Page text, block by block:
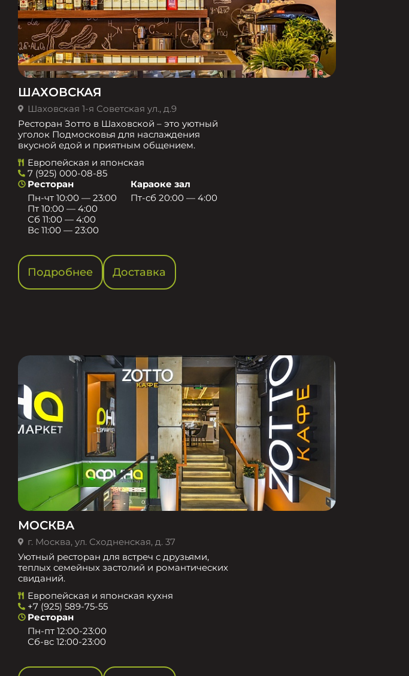
ШАХОВСКАЯ
Шаховская 1-я Советская ул., д.9
Ресторан Зотто в Шаховской – это уютный
уголок Подмосковья для наслаждения
вкусной едой и приятным общением.​
Европейская и японская
7 (925) 000-08-85
Ресторан
Пн-чт 10:00 — 23:00
Пт 10:00 — 4:00
Сб 11:00 — 4:00
Вс 11:00 — 23:00
Караоке зал
Пт-сб 20:00 — 4:00
Подробнее Доставка
МОСКВА
г. Москва, ул. Сходненская, д. 37
Уютный ресторан для встреч с друзьями,
теплых семейных застолий и романтических
свиданий.
Европейская и японская кухня
+7 (925) 589-75-55
Ресторан
Пн-пт 12:00-23:00
Сб-вс 12:00-23:00